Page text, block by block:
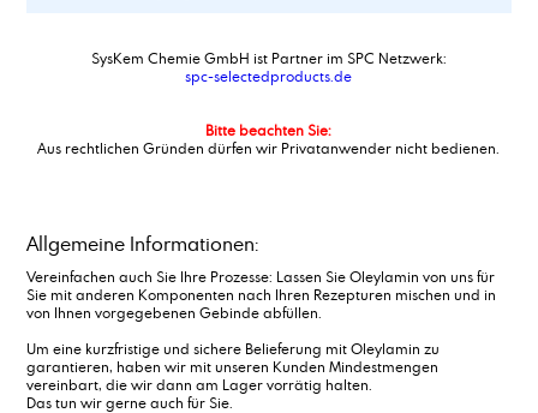
SysKem Chemie GmbH ist Partner im SPC Netzwerk:
spc-selectedproducts.de
Bitte beachten Sie:
Aus rechtlichen Gründen dürfen wir Privatanwender nicht bedienen.
Allgemeine Informationen:
Vereinfachen auch Sie Ihre Prozesse: Lassen Sie Oleylamin von uns für
Sie mit anderen Komponenten nach Ihren Rezepturen mischen und in
von Ihnen vorgegebenen Gebinde abfüllen.
Um eine kurzfristige und sichere Belieferung mit Oleylamin zu
garantieren, haben wir mit unseren Kunden Mindestmengen
vereinbart, die wir dann am Lager vorrätig halten.
Das tun wir gerne auch für Sie.